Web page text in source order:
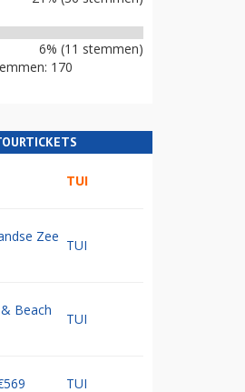
6% (11 stemmen)
170
TUI
Zee
TUI
Beach
TUI
TUI